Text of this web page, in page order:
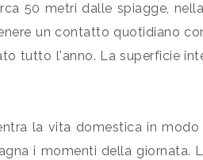
50 metri dalle spiagge,
un contatto quotidiano
tutto l'anno. La superficie
la vita domestica in
i momenti della giornata.